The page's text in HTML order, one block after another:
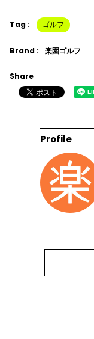
Tag : ゴルフ
Brand : 楽園ゴルフ
Share
Profile